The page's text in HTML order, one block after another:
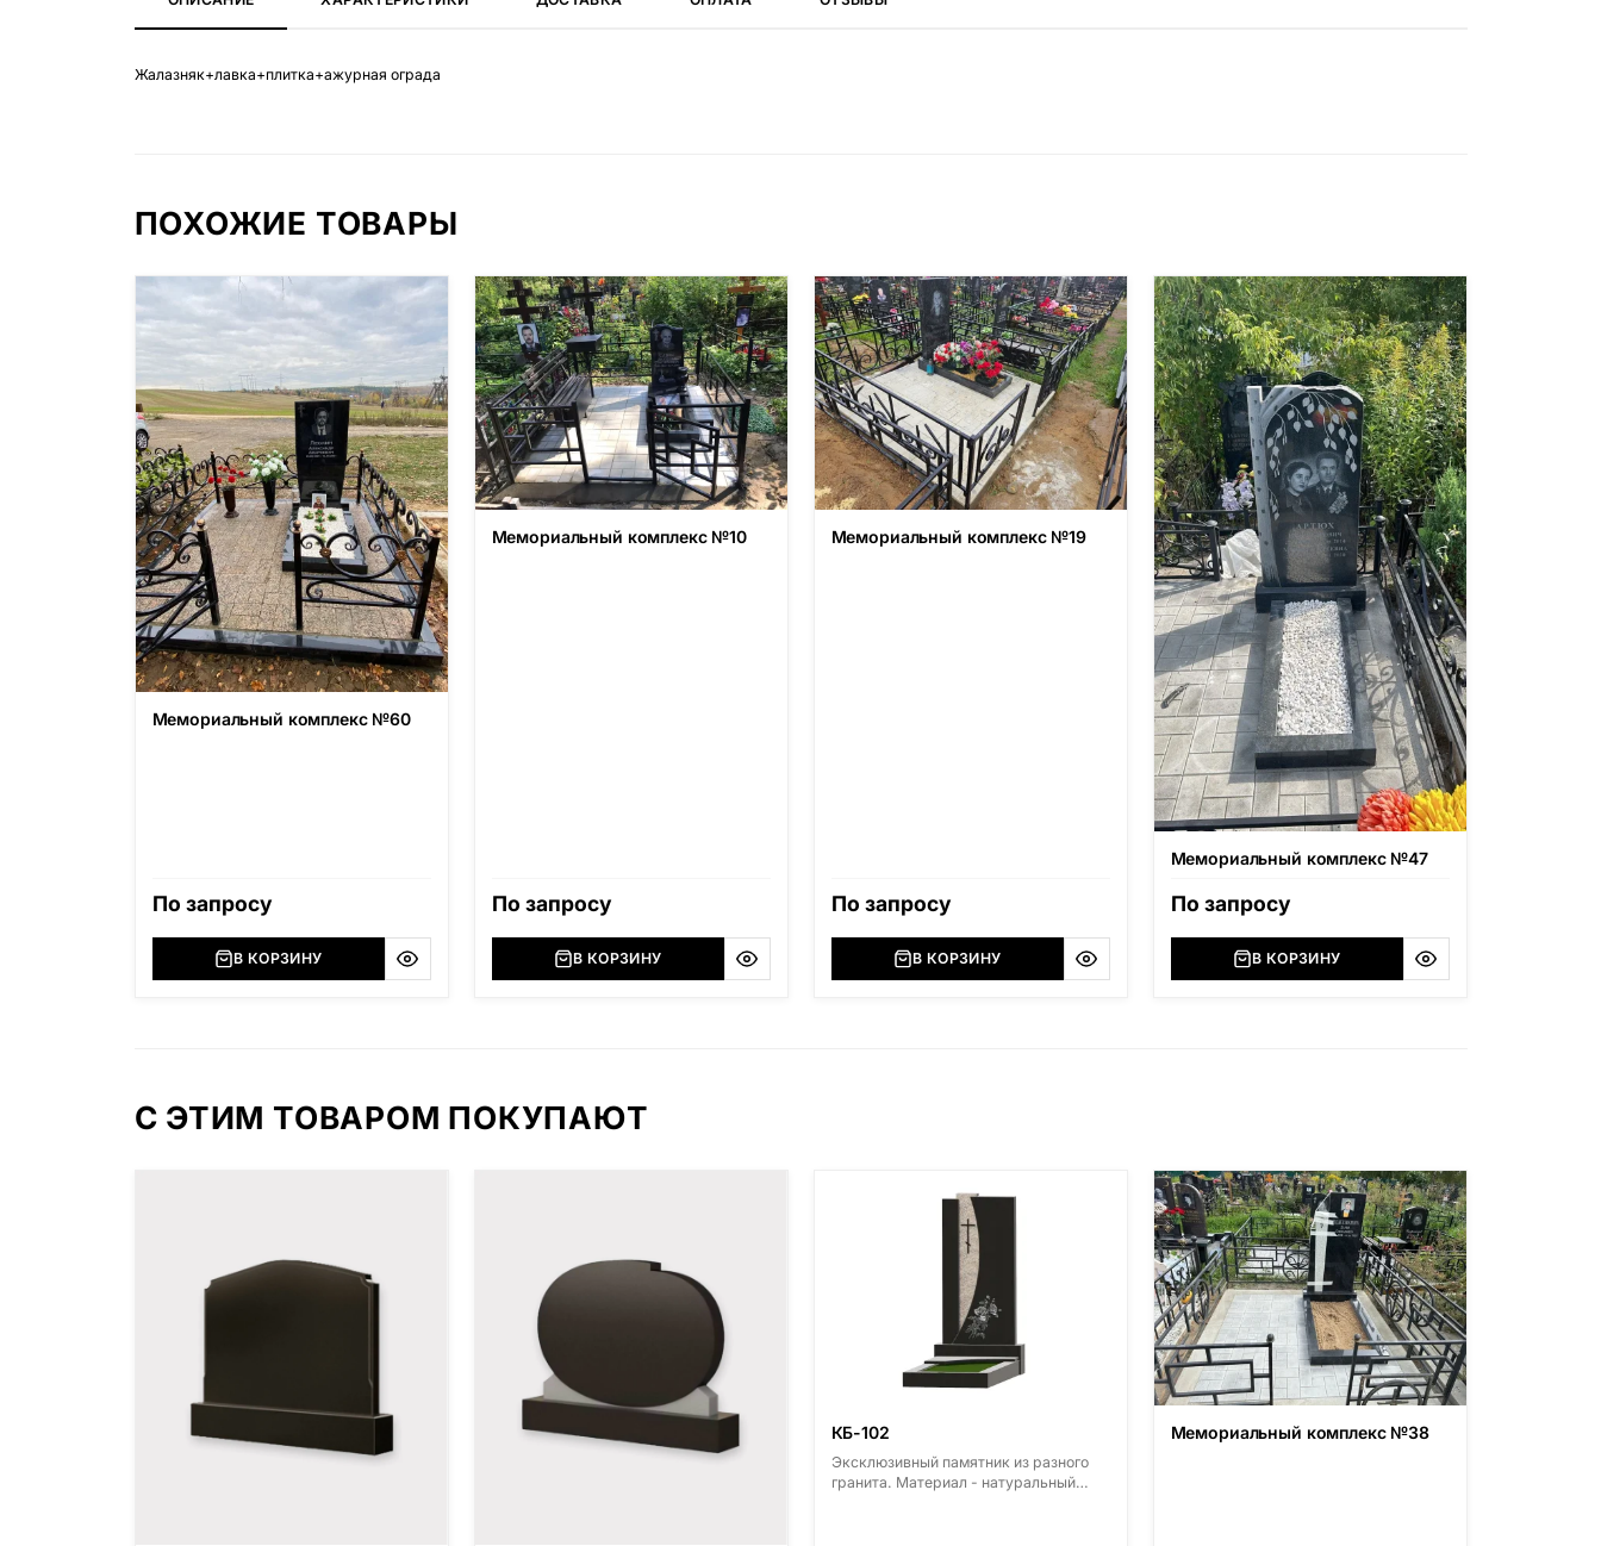
Жалазняк+лавка+плитка+ажурная ограда
ПОХОЖИЕ ТОВАРЫ
Мемориальный комплекс №60
По запросу
В КОРЗИНУ
Мемориальный комплекс №10
По запросу
В КОРЗИНУ
Мемориальный комплекс №19
По запросу
В КОРЗИНУ
Мемориальный комплекс №47
По запросу
В КОРЗИНУ
С ЭТИМ ТОВАРОМ ПОКУПАЮТ
КБ-102
Эксклюзивный памятник из разного
гранита. Материал - натуральный
Мемориальный комплекс №38